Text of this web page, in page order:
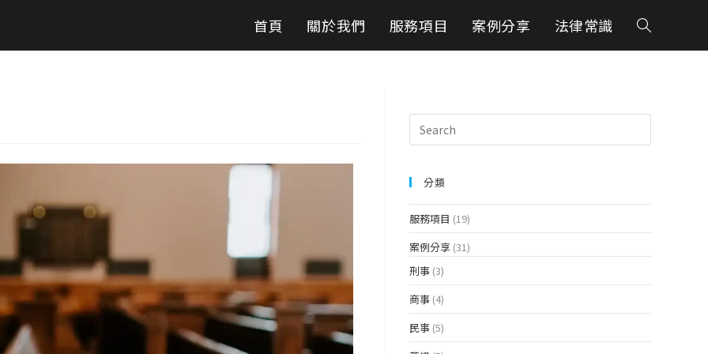
首頁 關於我們 服務項目 案例分享 法律常識
分類
服務項目 (19)
案例分享 (31)
刑事 (3)
商事 (4)
民事 (5)